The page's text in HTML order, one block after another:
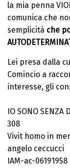
la mia penna
comunica che
semplicità che
Lei presa dalla
Comincio a
interesse, gli
IO SONO SENZA
308
Vivit homo in
angelo ceccucci
IAM-ac-06191958